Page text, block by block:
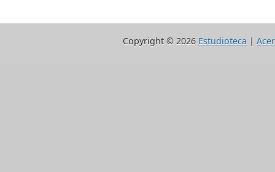
Copyright © 2026 Estudioteca |